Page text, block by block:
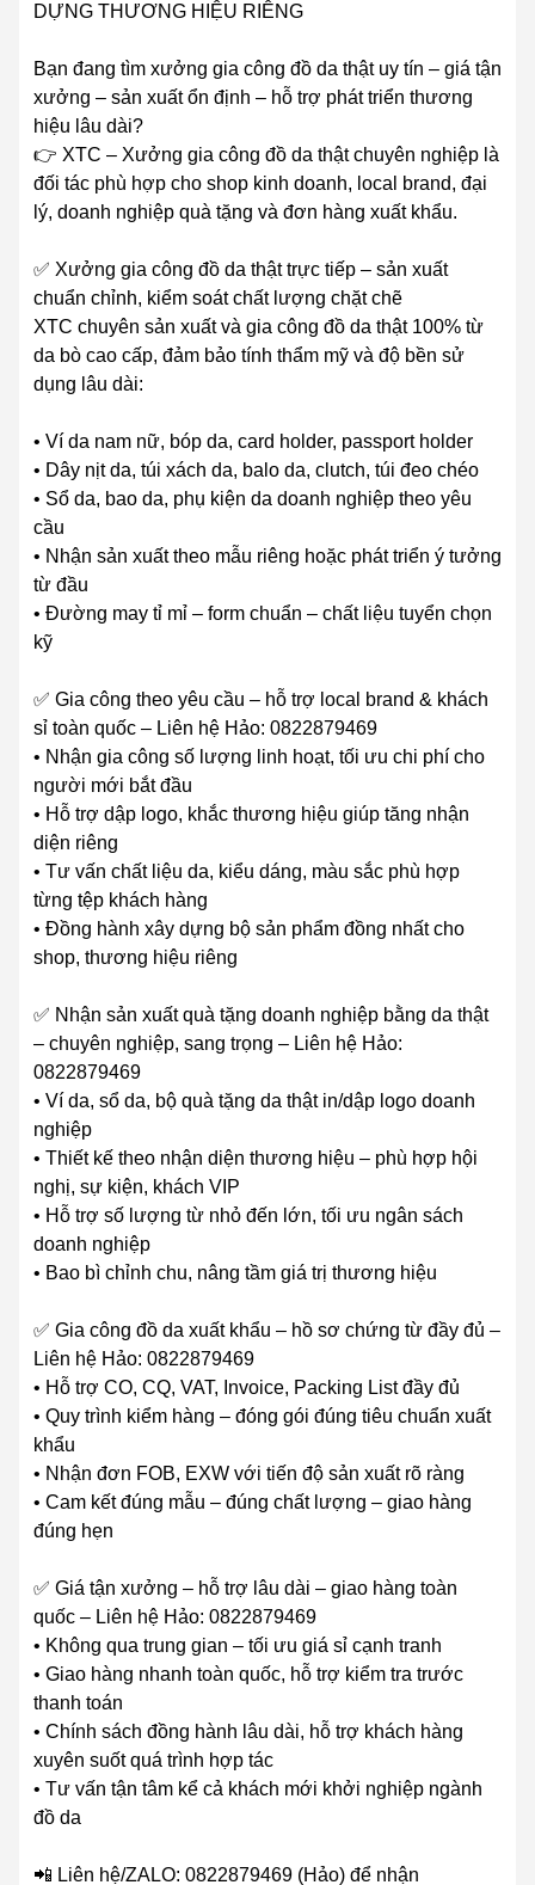
DỰNG THƯƠNG HIỆU RIÊNG
Bạn đang tìm xưởng gia công đồ da thật uy tín – giá tận
xưởng – sản xuất ổn định – hỗ trợ phát triển thương
hiệu lâu dài?
👉 XTC – Xưởng gia công đồ da thật chuyên nghiệp là
đối tác phù hợp cho shop kinh doanh, local brand, đại
lý, doanh nghiệp quà tặng và đơn hàng xuất khẩu.
✅ Xưởng gia công đồ da thật trực tiếp – sản xuất
chuẩn chỉnh, kiểm soát chất lượng chặt chẽ
XTC chuyên sản xuất và gia công đồ da thật 100% từ
da bò cao cấp, đảm bảo tính thẩm mỹ và độ bền sử
dụng lâu dài:
• Ví da nam nữ, bóp da, card holder, passport holder
• Dây nịt da, túi xách da, balo da, clutch, túi đeo chéo
• Sổ da, bao da, phụ kiện da doanh nghiệp theo yêu
cầu
• Nhận sản xuất theo mẫu riêng hoặc phát triển ý tưởng
từ đầu
• Đường may tỉ mỉ – form chuẩn – chất liệu tuyển chọn
kỹ
✅ Gia công theo yêu cầu – hỗ trợ local brand & khách
sỉ toàn quốc – Liên hệ Hảo: 0822879469
• Nhận gia công số lượng linh hoạt, tối ưu chi phí cho
người mới bắt đầu
• Hỗ trợ dập logo, khắc thương hiệu giúp tăng nhận
diện riêng
• Tư vấn chất liệu da, kiểu dáng, màu sắc phù hợp
từng tệp khách hàng
• Đồng hành xây dựng bộ sản phẩm đồng nhất cho
shop, thương hiệu riêng
✅ Nhận sản xuất quà tặng doanh nghiệp bằng da thật
– chuyên nghiệp, sang trọng – Liên hệ Hảo:
0822879469
• Ví da, sổ da, bộ quà tặng da thật in/dập logo doanh
nghiệp
• Thiết kế theo nhận diện thương hiệu – phù hợp hội
nghị, sự kiện, khách VIP
• Hỗ trợ số lượng từ nhỏ đến lớn, tối ưu ngân sách
doanh nghiệp
• Bao bì chỉnh chu, nâng tầm giá trị thương hiệu
✅ Gia công đồ da xuất khẩu – hồ sơ chứng từ đầy đủ –
Liên hệ Hảo: 0822879469
• Hỗ trợ CO, CQ, VAT, Invoice, Packing List đầy đủ
• Quy trình kiểm hàng – đóng gói đúng tiêu chuẩn xuất
khẩu
• Nhận đơn FOB, EXW với tiến độ sản xuất rõ ràng
• Cam kết đúng mẫu – đúng chất lượng – giao hàng
đúng hẹn
✅ Giá tận xưởng – hỗ trợ lâu dài – giao hàng toàn
quốc – Liên hệ Hảo: 0822879469
• Không qua trung gian – tối ưu giá sỉ cạnh tranh
• Giao hàng nhanh toàn quốc, hỗ trợ kiểm tra trước
thanh toán
• Chính sách đồng hành lâu dài, hỗ trợ khách hàng
xuyên suốt quá trình hợp tác
• Tư vấn tận tâm kể cả khách mới khởi nghiệp ngành
đồ da
📲 Liên hệ/ZALO: 0822879469 (Hảo) để nhận